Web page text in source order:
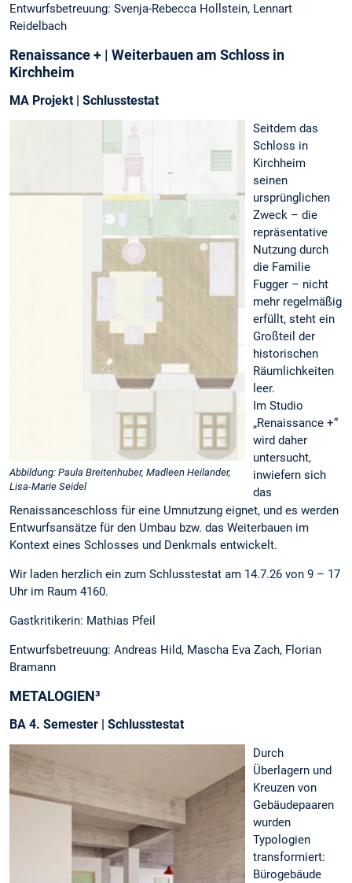
Entwurfsbetreuung: Svenja-Rebecca Hollstein, Lennart
Reidelbach
Renaissance + | Weiterbauen am Schloss in
Kirchheim
MA Projekt | Schlusstestat
Abbildung: Paula Breitenhuber, Madleen Heilander,
Lisa-Marie Seidel
Seitdem das
Schloss in
Kirchheim
seinen
ursprünglichen
Zweck – die
repräsentative
Nutzung durch
die Familie
Fugger – nicht
mehr regelmäßig
erfüllt, steht ein
Großteil der
historischen
Räumlichkeiten
leer.
Im Studio
„Renaissance +“
wird daher
untersucht,
inwiefern sich
das
Renaissanceschloss für eine Umnutzung eignet, und es werden
Entwurfsansätze für den Umbau bzw. das Weiterbauen im
Kontext eines Schlosses und Denkmals entwickelt.
Wir laden herzlich ein zum Schlusstestat am 14.7.26 von 9 – 17
Uhr im Raum 4160.
Gastkritikerin: Mathias Pfeil
Entwurfsbetreuung: Andreas Hild, Mascha Eva Zach, Florian
Bramann
METALOGIEN³
BA 4. Semester | Schlusstestat
Durch
Überlagern und
Kreuzen von
Gebäudepaaren
wurden
Typologien
transformiert:
Bürogebäude